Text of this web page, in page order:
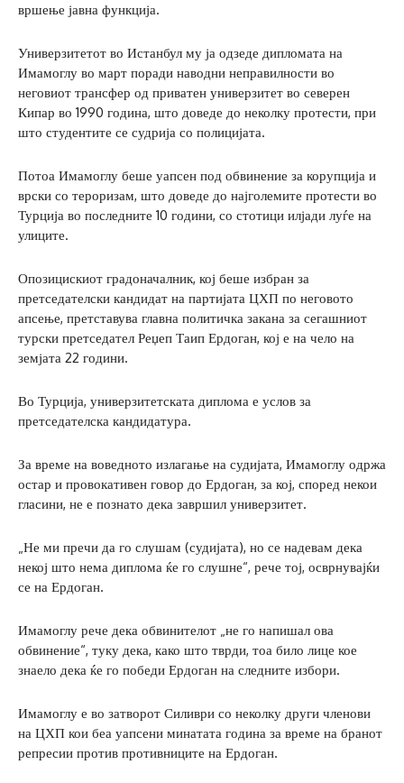
вршење јавна функција.
Универзитетот во Истанбул му ја одзеде дипломата на
Имамоглу во март поради наводни неправилности во
неговиот трансфер од приватен универзитет во северен
Кипар во 1990 година, што доведе до неколку протести, при
што студентите се судрија со полицијата.
Потоа Имамоглу беше уапсен под обвинение за корупција и
врски со тероризам, што доведе до најголемите протести во
Турција во последните 10 години, со стотици илјади луѓе на
улиците.
Опозицискиот градоначалник, кој беше избран за
претседателски кандидат на партијата ЦХП по неговото
апсење, претставува главна политичка закана за сегашниот
турски претседател Реџеп Таип Ердоган, кој е на чело на
земјата 22 години.
Во Турција, универзитетската диплома е услов за
претседателска кандидатура.
За време на воведното излагање на судијата, Имамоглу одржа
остар и провокативен говор до Ердоган, за кој, според некои
гласини, не е познато дека завршил универзитет.
„Не ми пречи да го слушам (судијата), но се надевам дека
некој што нема диплома ќе го слушне“, рече тој, осврнувајќи
се на Ердоган.
Имамоглу рече дека обвинителот „не го напишал ова
обвинение“, туку дека, како што тврди, тоа било лице кое
знаело дека ќе го победи Ердоган на следните избори.
Имамоглу е во затворот Силиври со неколку други членови
на ЦХП кои беа уапсени минатата година за време на бранот
репресии против противниците на Ердоган.